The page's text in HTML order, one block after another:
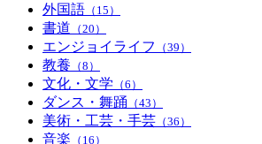
外国語 （15）
書道 （20）
エンジョイライフ （39）
教養 （8）
文化・文学 （6）
ダンス・舞踊 （43）
美術・工芸・手芸 （36）
音楽 （16）